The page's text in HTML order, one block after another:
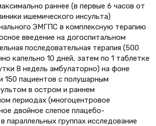
раннее (в первые 6 часов от
ишемического инсульта)
ЭМГПС в комплексную терапию
введение на догоспитальном
последовательная терапия (500
капельно 10 дней, затем по 1 таблетке
8 недель амбулаторно) на фоне
150 пациентов с полушарным
в остром и раннем
периодах (многоцентровое
двойное слепое плацебо-
параллельных группах исследование